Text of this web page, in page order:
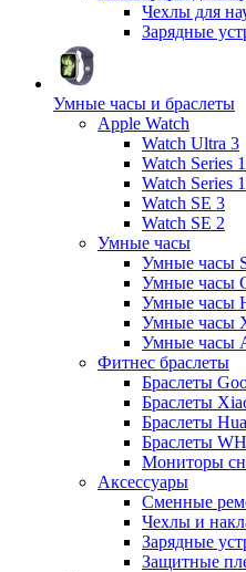
Чехлы для
Зарядные
Умные часы и браслеты
Apple Watch
Watch Ultra 3
Watch Series
Watch Series
Watch SE 3
Watch SE 2
Умные часы
Умные часы
Умные часы
Умные часы
Умные часы
Умные часы
Фитнес браслеты
Браслеты
Браслеты
Браслеты
Браслеты
Мониторы
Аксессуары
Сменные
Чехлы и
Зарядные
Защитные